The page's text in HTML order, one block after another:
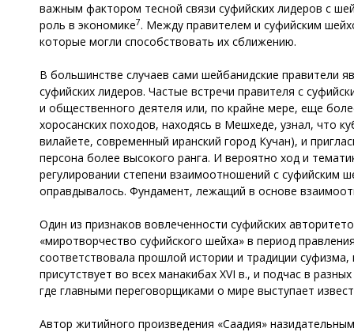
важным фактором тесной связи суфийских лидеров с
роль в экономике7. Между правителем и суфийским
которые могли способствовать их сближению.
В большинстве случаев сами шейбанидские правители
суфийских лидеров. Частые встречи правителя с
и общественного деятеля или, по крайне мере, еще
хоросанских походов, находясь в Мешхеде, узнал, что
вилайете, современный иранский город Кучан), и
персона более высокого ранга. И вероятно ход и
регулировании степени взаимоотношений с суфийским
оправдывалось. Фундамент, лежащий в основе
Один из признаков вовлеченности суфийских
«миротворчество суфийского шейха» в период
соответствовала прошлой истории и традиции
присутствует во всех манакибах XVI в., и подчас в
где главными переговорщиками о мире выступает
Автор житийного произведения «Саадия»